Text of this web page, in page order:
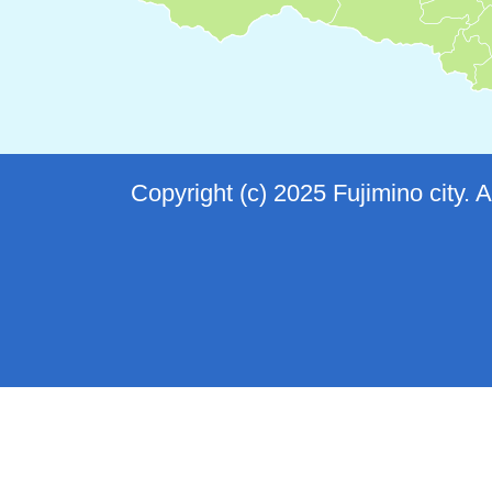
Copyright (c) 2025 Fujimino city.